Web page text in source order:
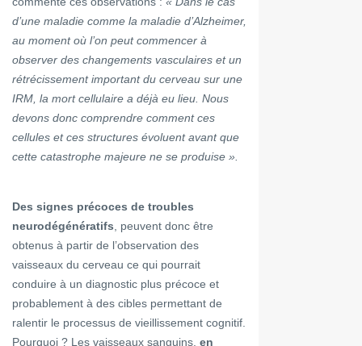
d’une maladie comme la maladie d’Alzheimer,
au moment où l’on peut commencer à
observer des changements vasculaires et un
rétrécissement important du cerveau sur une
IRM, la mort cellulaire a déjà eu lieu. Nous
devons donc comprendre comment ces
cellules et ces structures évoluent avant que
cette catastrophe majeure ne se produise ».
Des signes précoces de troubles
neurodégénératifs , peuvent donc être
obtenus à partir de l’observation des
vaisseaux du cerveau ce qui pourrait
conduire à un diagnostic plus précoce et
probablement à des cibles permettant de
ralentir le processus de vieillissement cognitif.
Pourquoi ? Les vaisseaux sanguins, en